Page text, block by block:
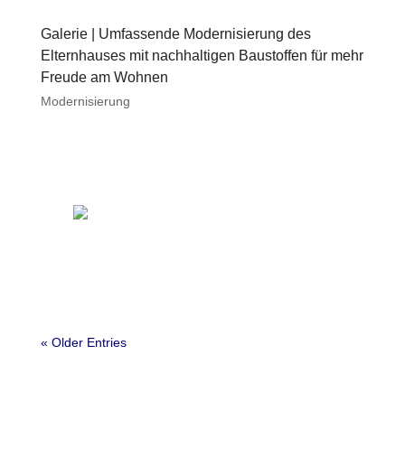
Galerie | Umfassende Modernisierung des
Elternhauses mit nachhaltigen Baustoffen für mehr
Freude am Wohnen
Modernisierung
« Older Entries